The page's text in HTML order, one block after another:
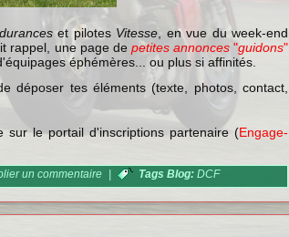
et pilotes Vitesse , en vue du week-end
rappel, une page de petites annonces "guidons"
éphémères... ou plus si affinités.
déposer tes éléments (texte, photos, contact,
sur le portail d'inscriptions partenaire (Engage-
un commentaire | Tags Blog:DCF